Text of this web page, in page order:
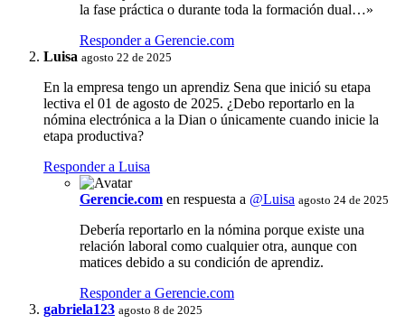
la fase práctica o durante toda la formación dual…»
Responder a Gerencie.com
Luisa agosto 22 de 2025
En la empresa tengo un aprendiz Sena que inició su etapa
lectiva el 01 de agosto de 2025. ¿Debo reportarlo en la
nómina electrónica a la Dian o únicamente cuando inicie la
etapa productiva?
Responder a Luisa
Gerencie.com en respuesta a @Luisa agosto 24 de 2025
Debería reportarlo en la nómina porque existe una
relación laboral como cualquier otra, aunque con
matices debido a su condición de aprendiz.
Responder a Gerencie.com
gabriela123 agosto 8 de 2025